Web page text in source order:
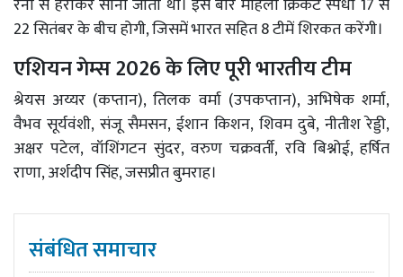
22 सितंबर के बीच होगी, जिसमें भारत सहित 8 टीमें शिरकत करेंगी।
एशियन गेम्स 2026 के लिए पूरी भारतीय टीम
श्रेयस अय्यर (कप्तान), तिलक वर्मा (उपकप्तान), अभिषेक शर्मा,
वैभव सूर्यवंशी, संजू सैमसन, ईशान किशन, शिवम दुबे, नीतीश रेड्डी,
अक्षर पटेल, वॉशिंगटन सुंदर, वरुण चक्रवर्ती, रवि बिश्नोई, हर्षित
राणा, अर्शदीप सिंह, जसप्रीत बुमराह।
संबंधित समाचार